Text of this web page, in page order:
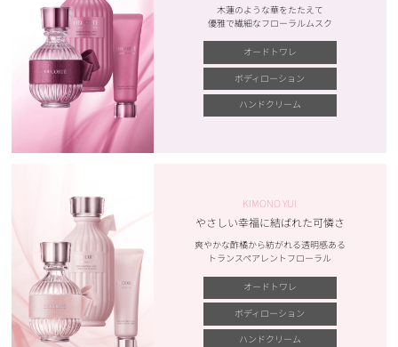
木蓮のような華をたたえて
優雅で繊細なフローラルムスク
オードトワレ
ボディローション
ハンドクリーム
KIMONO YUI
やさしい幸福に結ばれた可憐さ
爽やかな酢橘から紡がれる透明感ある
トランスペアレントフローラル
オードトワレ
ボディローション
ハンドクリーム